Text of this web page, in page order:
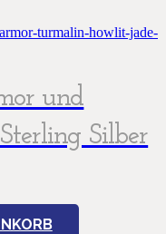
und
Silber